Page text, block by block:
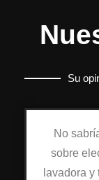
Su
No
sobre
lavadora